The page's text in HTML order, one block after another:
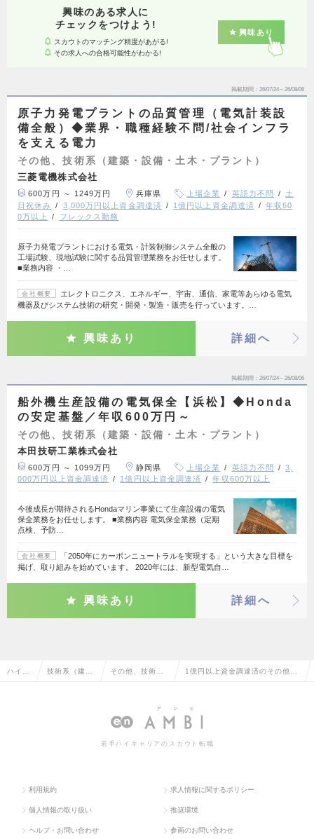
興味のある求人に
チェックをつけよう!
スカウトのマッチング精度があがる!
その求人への合格可能性がわかる!
興味あり
掲載期間 26/07/24～26/08/06
原子力発電プラントの品質管理（電気計装設
備全般）◆業界・職種経験不問/社会インフラ
を支える電力
その他、技術系（建築・設備・土木・プラント）
三菱電機株式会社
600万円 ～ 1249万円 兵庫県 上場企業 英語力不問
土
日祝休み
3,000万円以上資金調達済 1億円以上資金調達済
年収60
0万以上
フレックス勤務
原子力発電プラントにおける電気・計装制御システム全般の
工場試験、現地試験に関する品質管理業務をお任せします。
■業務内容 ・…
会社概要
エレクトロニクス、エネルギー、宇宙、通信、家電等あらゆる電気
機器及びシステム技術の研究・開発・製造・販売を行っています。…
興味あり 詳細へ
掲載期間 26/07/24～26/08/06
船外機生産設備の電気保全【浜松】◆Honda
の安定基盤／年収600万円～
その他、技術系（建築・設備・土木・プラント）
本田技研工業株式会社
600万円 ～ 1099万円 静岡県 上場企業 英語力不問
3,
000万円以上資金調達済
1億円以上資金調達済 年収600万以上
今後成長が期待されるHondaマリン事業にて生産設備の電気
保全業務をお任せします。 ■業務内容 電気保全業務（定期
点検、予防…
会社概要
「2050年にカーボンニュートラルを実現する」という大きな目標を
掲げ、取り組みを始めています。 2020年には、新型電気自…
興味あり 詳細へ
ハイク 技術系（建 その他、技術系
土木・プラン
1億円以上資金調達済のその他、
ント）の転職・求人情報一覧
若手ハイキャリアのスカウト転職
利用規約 求人情報に関するポリシー
個人情報の取り扱い 推奨環境
ヘルプ・お問い合わせ 参画のお問い合わせ